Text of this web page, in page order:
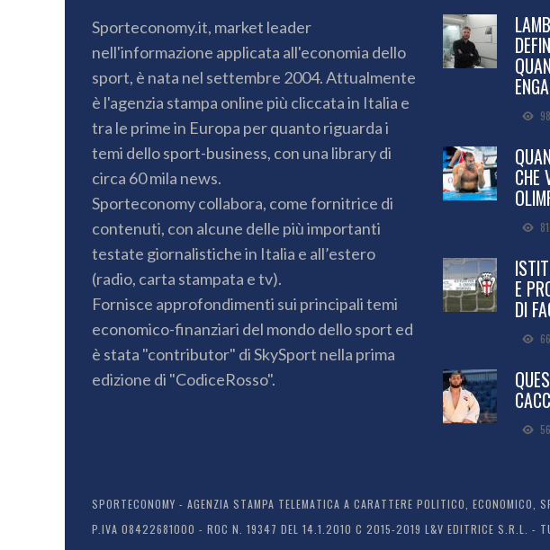
Sporteconomy.it, market leader
nell'informazione applicata all'economia dello
sport, è nata nel settembre 2004. Attualmente
è l'agenzia stampa online più cliccata in Italia e
tra le prime in Europa per quanto riguarda i
temi dello sport-business, con una library di
circa 60 mila news.
Sporteconomy collabora, come fornitrice di
contenuti, con alcune delle più importanti
testate giornalistiche in Italia e all’estero
(radio, carta stampata e tv).
Fornisce approfondimenti sui principali temi
economico-finanziari del mondo dello sport ed
è stata "contributor" di SkySport nella prima
edizione di "CodiceRosso".
CHE
E
DI
SPORTECONOMY - AGENZIA STAMPA TELEMATICA A CARATTERE POLITICO,
P.IVA 08422681000 - ROC N. 19347 DEL 14.1.2010 C 2015-2019 L&V EDITRICE S.R.L. -